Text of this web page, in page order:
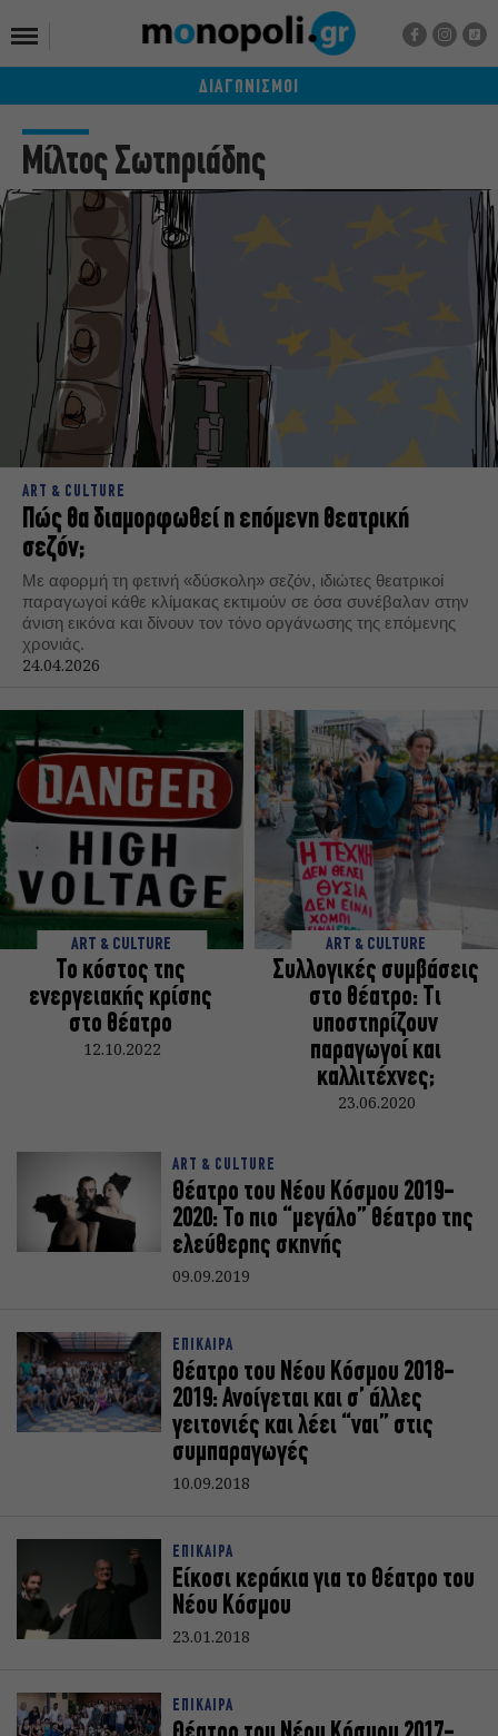
ΔΙΑΓΩΝΙΣΜΟΙ
Μίλτος Σωτηριάδης
ART & CULTURE
Πώς θα διαμορφωθεί η επόμενη θεατρική
σεζόν;
Με αφορμή τη φετινή «δύσκολη» σεζόν, ιδιώτες θεατρικοί
παραγωγοί κάθε κλίμακας εκτιμούν σε όσα συνέβαλαν στην
άνιση εικόνα και δίνουν τον τόνο οργάνωσης της επόμενης
χρονιάς.
24.04.2026
ART & CULTURE
Το κόστος της
ενεργειακής κρίσης
στο θέατρο
12.10.2022
ART & CULTURE
Συλλογικές συμβάσεις
στο θέατρο: Τι
υποστηρίζουν
παραγωγοί και
καλλιτέχνες;
23.06.2020
ART & CULTURE
Θέατρο του Νέου Κόσμου 2019-
2020: Το πιο “μεγάλο” θέατρο της
ελεύθερης σκηνής
09.09.2019
ΕΠΙΚΑΙΡΑ
Θέατρο του Νέου Κόσμου 2018-
2019: Ανοίγεται και σ’ άλλες
γειτονιές και λέει “ναι” στις
συμπαραγωγές
10.09.2018
ΕΠΙΚΑΙΡΑ
Είκοσι κεράκια για το Θέατρο του
Νέου Κόσμου
23.01.2018
ΕΠΙΚΑΙΡΑ